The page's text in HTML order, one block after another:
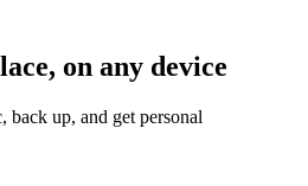
on any device
back up, and get personal